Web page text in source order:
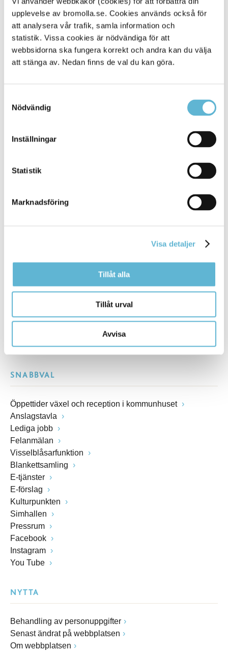
upplevelse av bromolla.se. Cookies används också för
att analysera vår trafik, samla information och
statistik. Vissa cookies är nödvändiga för att
webbsidorna ska fungera korrekt och andra kan du välja
att stänga av. Nedan finns de val du kan göra.
Nödvändig
Inställningar
Statistik
Marknadsföring
Visa detaljer
Tillåt alla
Tillåt urval
Avvisa
styrelse.Sök politiker
kommunstyrelsen@bromolla.se
Webbadress
Växel: 0456-82 20 00
Org.nr: 212000-0894
SNABBVAL
Öppettider växel och reception i kommunhuset
Anslagstavla
Lediga jobb
Felanmälan
Visselblåsarfunktion
Blankettsamling
E-tjänster
E-förslag
Kulturpunkten
Simhallen
Pressrum
Facebook
Instagram
You Tube
NYTTA
Behandling av personuppgifter
Senast ändrat på webbplatsen
Om webbplatsen